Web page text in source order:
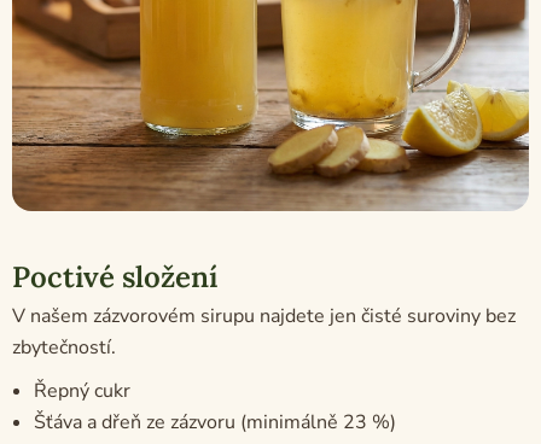
Poctivé složení
V našem zázvorovém sirupu najdete jen čisté suroviny bez
zbytečností.
Řepný cukr
Šťáva a dřeň ze zázvoru (minimálně 23 %)